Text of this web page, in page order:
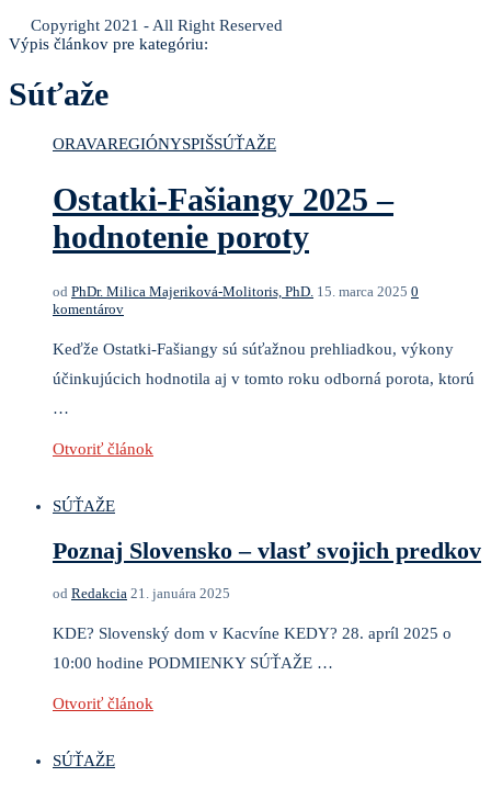
Copyright 2021 - All Right Reserved
Výpis článkov pre kategóriu:
Súťaže
ORAVAREGIÓNYSPIŠSÚŤAŽE
Ostatki-Fašiangy 2025 –
hodnotenie poroty
od PhDr. Milica Majeriková-Molitoris, PhD. 15. marca 2025 0
komentárov
Keďže Ostatki-Fašiangy sú súťažnou prehliadkou, výkony
účinkujúcich hodnotila aj v tomto roku odborná porota, ktorú
…
Otvoriť článok
SÚŤAŽE
Poznaj Slovensko – vlasť svojich predkov
od Redakcia 21. januára 2025
KDE? Slovenský dom v Kacvíne KEDY? 28. apríl 2025 o
10:00 hodine PODMIENKY SÚŤAŽE …
Otvoriť článok
SÚŤAŽE